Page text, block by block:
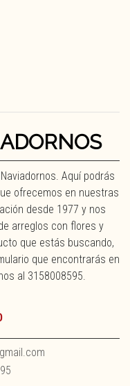
Aquí podrás
ofrecemos en nuestras
desde 1977 y nos
arreglos con flores y
que estás buscando,
que encontrarás en
al 3158008595.